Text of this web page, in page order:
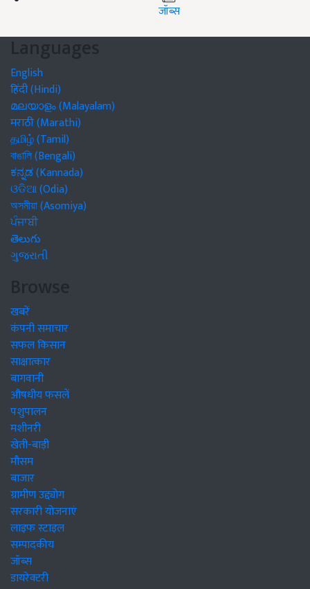
जॉब्स
Languages
English
हिंदी (Hindi)
മലയാളം (Malayalam)
मराठी (Marathi)
தமிழ் (Tamil)
বাঙালি (Bengali)
ಕನ್ನಡ (Kannada)
ଓଡିଆ (Odia)
অসমীয়া (Asomiya)
ਪੰਜਾਬੀ
తెలుగు
ગુજરાતી
Browse
खबरें
कंपनी समाचार
सफल किसान
साक्षात्कार
बागवानी
औषधीय फसलें
पशुपालन
मशीनरी
खेती-बाड़ी
मौसम
बाजार
ग्रामीण उद्द्योग
सरकारी योजनाएं
लाइफ स्टाइल
सम्पादकीय
जॉब्स
डायरेक्टरी